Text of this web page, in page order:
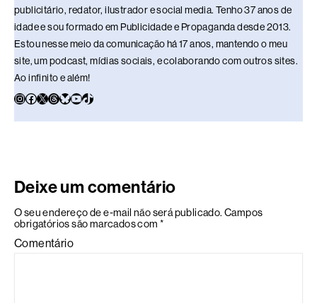
publicitário, redator, ilustrador e social media. Tenho 37 anos de
idade e sou formado em Publicidade e Propaganda desde 2013.
Estou nesse meio da comunicação há 17 anos, mantendo o meu
site, um podcast, mídias sociais, e colaborando com outros sites.
Ao infinito e além!
Deixe um comentário
O seu endereço de e-mail não será publicado. Campos
obrigatórios são marcados com *
Comentário